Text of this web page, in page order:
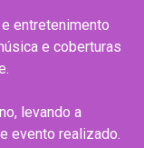
entretenimento
e coberturas
levando a
evento realizado.